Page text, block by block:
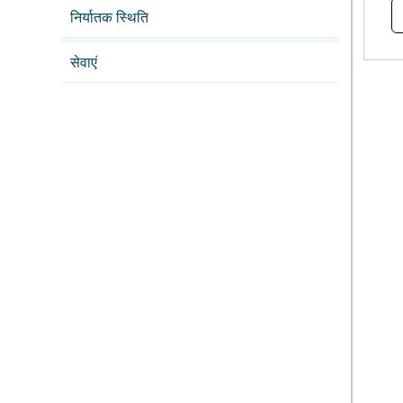
निर्यातक स्थिति
सेवाएं